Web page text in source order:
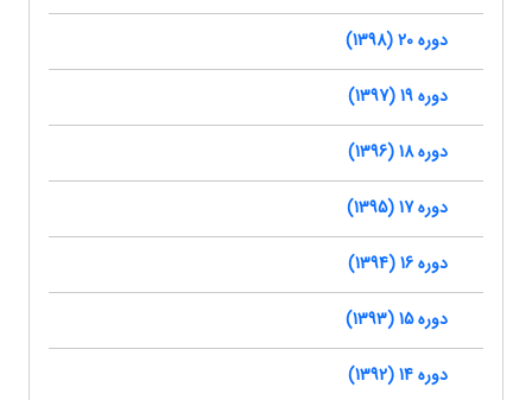
دوره 20 (1398)
دوره 19 (1397)
دوره 18 (1396)
دوره 17 (1395)
دوره 16 (1394)
دوره 15 (1393)
دوره 14 (1392)